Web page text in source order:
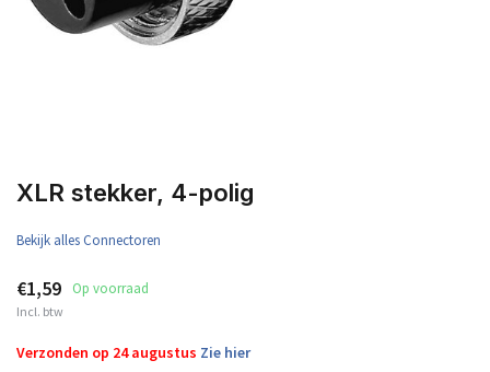
XLR stekker, 4-polig
Bekijk alles Connectoren
€1,59 Op voorraad
Incl. btw
Verzonden op 24 augustus Zie hier